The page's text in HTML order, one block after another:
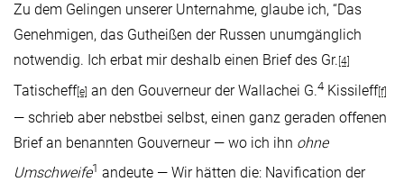
Zu dem Gelingen unserer Unternahme, glaube ich, “Das
Genehmigen, das Gutheißen der Russen unumgänglich
notwendig. Ich erbat mir deshalb einen Brief des Gr. [4]
Tatischeff [e] an den Gouverneur der Wallachei G.4 Kissileff [f]
— schrieb aber nebstbei selbst, einen ganz geraden offenen
Brief an benannten Gouverneur — wo ich ihn ohne
Umschweife1 andeute — Wir hätten die: Navification der